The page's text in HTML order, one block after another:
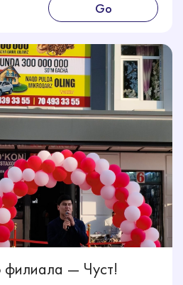
Go
филиала — Чуст!